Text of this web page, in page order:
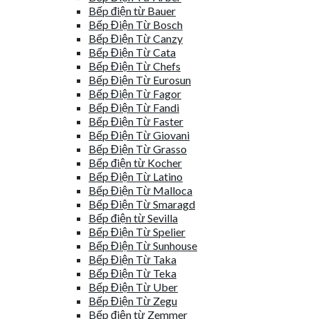
Bếp điện từ Bauer
Bếp Điện Từ Bosch
Bếp Điện Từ Canzy
Bếp Điện Từ Cata
Bếp Điện Từ Chefs
Bếp Điện Từ Eurosun
Bếp Điện Từ Fagor
Bếp Điện Từ Fandi
Bếp Điện Từ Faster
Bếp Điện Từ Giovani
Bếp Điện Từ Grasso
Bếp điện từ Kocher
Bếp Điện Từ Latino
Bếp Điện Từ Malloca
Bếp Điện Từ Smaragd
Bếp điện từ Sevilla
Bếp Điện Từ Spelier
Bếp Điện Từ Sunhouse
Bếp Điện Từ Taka
Bếp Điện Từ Teka
Bếp Điện Từ Uber
Bếp Điện Từ Zegu
Bếp điện từ Zemmer